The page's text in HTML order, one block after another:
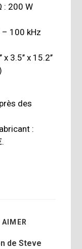
: 200 W
– 100 kHz
3.5’’ x 15.2’’
des
:
de Steve